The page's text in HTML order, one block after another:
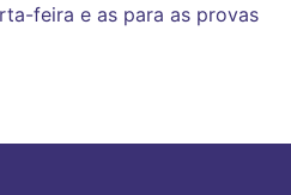
feira e as para as provas